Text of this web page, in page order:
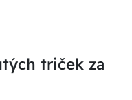
triček za